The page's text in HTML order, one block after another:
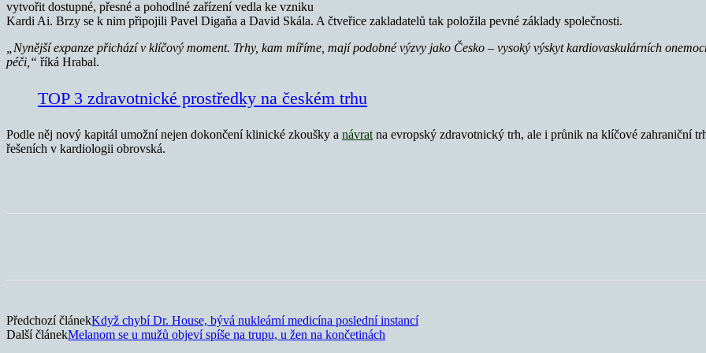
vytvořit dostupné, přesné a pohodlné zařízení vedla ke vzniku
Kardi Ai. Brzy se k nim připojili Pavel Digaňa a David Skála. A čtveřice zakladatelů tak položila pevné základy společnosti.
„Nynější expanze přichází v klíčový moment. Trhy, kam míříme, mají podobné výzvy jako Česko – vysoký výskyt kardiovaskulárních
péči,“ říká Hrabal.
TOP 3 zdravotnické prostředky na českém trhu
Podle něj nový kapitál umožní nejen dokončení klinické zkoušky a návratna evropský zdravotnický trh, ale i průnik na klíčové zahraniční
řešeních v kardiologii obrovská.
Předchozí článekKdyž chybí Dr. House, bývá nukleární medicína poslední instancí
Další článekMelanom se u mužů objeví spíše na trupu, u žen na končetinách